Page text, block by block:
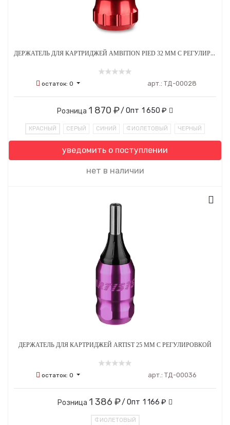
ДЕРЖАТЕЛЬ ДЛЯ КАРТРИДЖЕЙ AMBITION PIED 32 ММ С РЕГУЛИРОВКОЙ АЛЮМИНИЕВЫЙ
остаток: 0 арт.: ТД-00028
Розница 1 870 ₽/ Опт 1 650 ₽
КРАСНЫЙ СЕРЫЙ СИНИЙ ФИОЛЕТОВЫЙ ЧЕРНЫЙ
уведомить о поступлении
нет в наличии
ДЕРЖАТЕЛЬ ДЛЯ КАРТРИДЖЕЙ ARTIST 25 ММ С РЕГУЛИРОВКОЙ
остаток: 0 арт.: ТД-00036
Розница 1 386 ₽/ Опт 1 166 ₽
ФИОЛЕТОВЫЙ